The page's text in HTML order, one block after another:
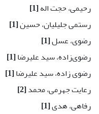
رحیمی، حجت اله[1]
رستمی جلیلیان، حسین[1]
رضوی، عسل[1]
رضوی‌زاده، سید علیرضا[1]
رضوی زاده، سید علیرضا[1]
رعایت جهرمی، محمد[2]
رفاهی، هدی[1]